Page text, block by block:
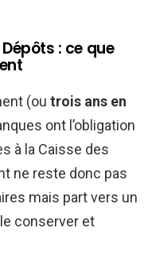
: ce que
(ou trois ans en
ont l’obligation
à la Caisse des
ne reste donc pas
mais part vers un
conserver et